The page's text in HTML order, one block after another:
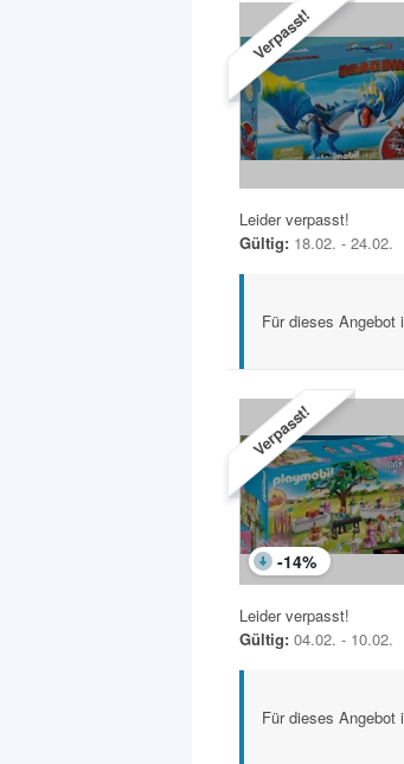
Verpasst!
Leider verpasst!
Gültig: 18.02. - 24.02.
Für dieses Angebot
Verpasst!
-14%
Leider verpasst!
Gültig: 04.02. - 10.02.
Für dieses Angebot